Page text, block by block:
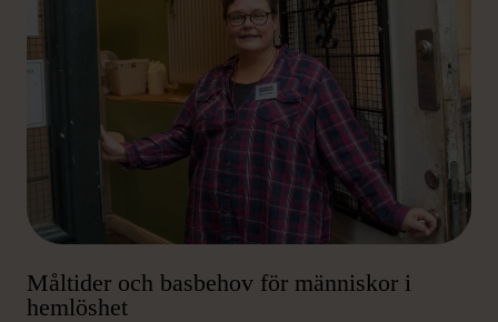
Måltider och basbehov för människor i
hemlöshet